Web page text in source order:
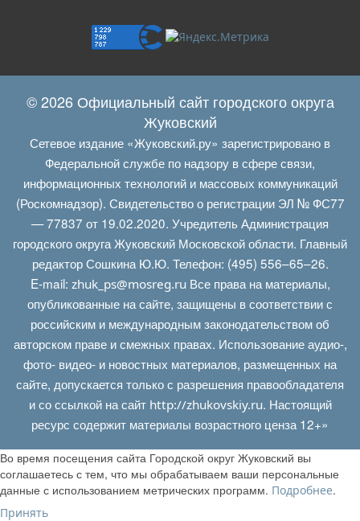
© 2026 Официальный сайт городского округа
Жуковский
Сетевое издание «Жуковский.ру» зарегистрировано в
Федеральной службе по надзору в сфере связи,
информационных технологий и массовых коммуникаций
(Роскомнадзор). Свидетельство о регистрации ЭЛ № ФС77
— 77837 от 19.02.2020. Учредитель Администрация
городского округа Жуковский Московской области. Главный
редактор Сошкина Ю.Ю. Телефон: (495) 556–65–26.
E‑mail: zhuk_ps@mosreg.ruВсе права на материалы,
опубликованные на сайте, защищены в соответствии с
российским и международным законодательством об
авторском праве и смежных правах. Использование аудио-,
фото- видео- и новостных материалов, размещенных на
сайте, допускается только с разрешения правообладателя
и со ссылкой на сайт http://zhukovskiy.ru. Настоящий
ресурс содержит материалы возрастного ценза 12+»
Во время посещения сайта Городской округ Жуковский вы
соглашаетесь с тем, что мы обрабатываем ваши персональные
данные с использованием метрических программ. Подробнее.
Принять